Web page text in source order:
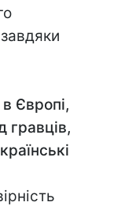
Європі,
гравців,